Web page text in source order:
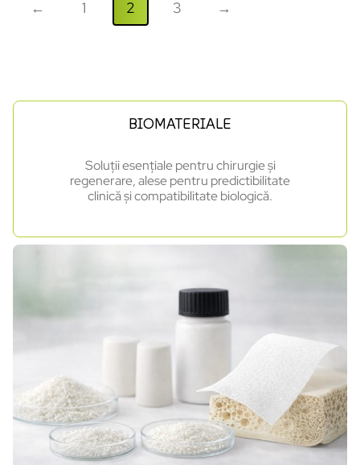
← 1 2 3 →
BIOMATERIALE
Soluții esențiale pentru chirurgie și
regenerare, alese pentru predictibilitate
clinică și compatibilitate biologică.